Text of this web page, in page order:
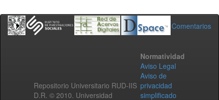
Comentarios
Repositorio Universitario RUD-IIS
D.R. © 2010. Universidad
Normatividad
Aviso Legal
Aviso de
privacidad
simplificado